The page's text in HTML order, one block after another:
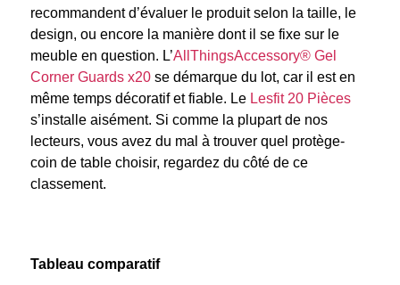
recommandent d’évaluer le produit selon la taille, le
design, ou encore la manière dont il se fixe sur le
meuble en question. L’AllThingsAccessory® Gel
Corner Guards x20se démarque du lot, car il est en
même temps décoratif et fiable. Le Lesfit 20 Pièces
s’installe aisément. Si comme la plupart de nos
lecteurs, vous avez du mal à trouver quel protège-
coin de table choisir, regardez du côté de ce
classement.
Tableau comparatif